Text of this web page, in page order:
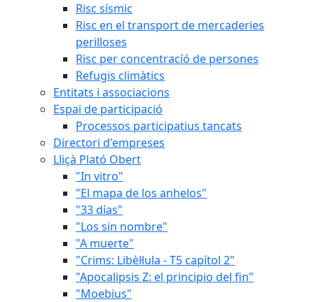
Risc sísmic
Risc en el transport de mercaderies
perilloses
Risc per concentracíó de persones
Refugis climàtics
Entitats i associacions
Espai de participació
Processos participatius tancats
Directori d'empreses
Lliçà Plató Obert
"In vitro"
"El mapa de los anhelos"
"33 días"
"Los sin nombre"
"A muerte"
"Crims: Libèl·lula - T5 capítol 2"
"Apocalipsis Z: el principio del fin"
"Moebius"